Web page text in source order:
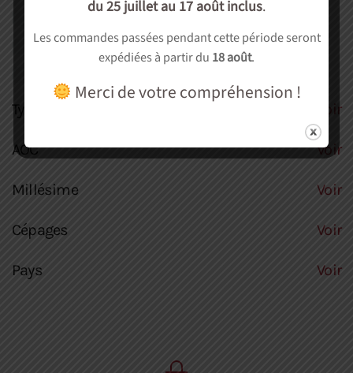
(0)
Soirée dégustation(0)
Type culture Voir
AOC Voir
Millésime Voir
Cépages Voir
Pays Voir
du 25 juillet au 17 août inclus.
Les commandes passées pendant cette période seront
expédiées à partir du 18 août.
Merci de votre compréhension !